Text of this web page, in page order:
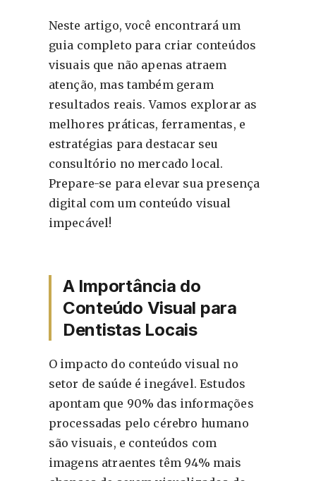
Neste artigo, você encontrará um
guia completo para criar conteúdos
visuais que não apenas atraem
atenção, mas também geram
resultados reais. Vamos explorar as
melhores práticas, ferramentas, e
estratégias para destacar seu
consultório no mercado local.
Prepare-se para elevar sua presença
digital com um conteúdo visual
impecável!
A Importância do
Conteúdo Visual para
Dentistas Locais
O impacto do conteúdo visual no
setor de saúde é inegável. Estudos
apontam que 90% das informações
processadas pelo cérebro humano
são visuais, e conteúdos com
imagens atraentes têm 94% mais